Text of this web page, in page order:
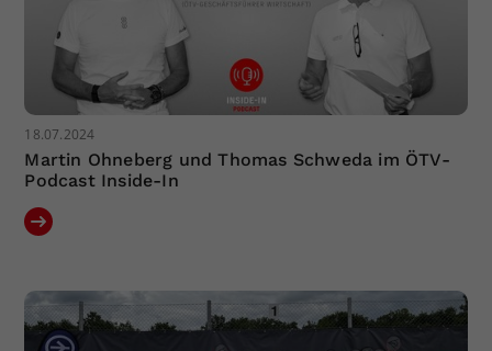
18.07.2024
Martin Ohneberg und Thomas Schweda im ÖTV-
Podcast Inside-In